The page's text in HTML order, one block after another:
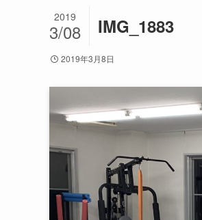
IMG_1883
2019
3/08
2019年3月8日